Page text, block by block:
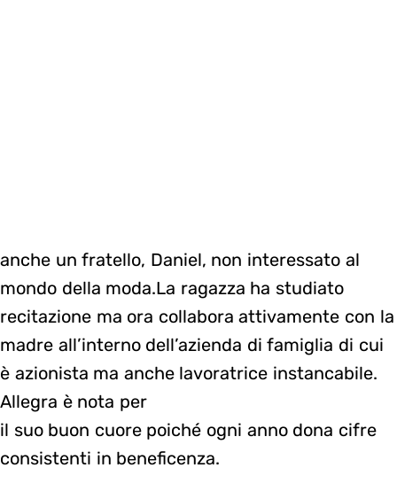
anche un fratello, Daniel, non interessato al
mondo della moda.La ragazza ha studiato
recitazione ma ora collabora attivamente con la
madre all’interno dell’azienda di famiglia di cui
è azionista ma anche lavoratrice instancabile.
Allegra è nota per
il suo buon cuore poiché ogni anno dona cifre
consistenti in beneficenza.